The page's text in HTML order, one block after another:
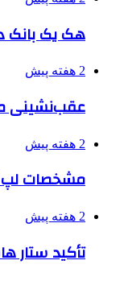
هک یک بانک
2 هفته پیش
عقب‌نشینی
2 هفته پیش
مشخصات لپ
2 هفته پیش
تأکید ستار